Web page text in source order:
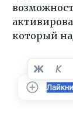
который